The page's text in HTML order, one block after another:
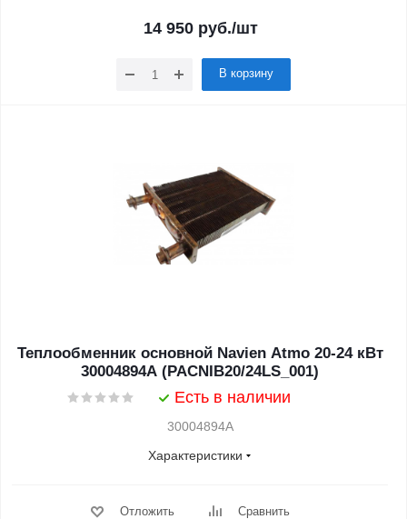
14 950руб./шт
В корзину
Теплообменник основной Navien Atmo 20-24 кВт
30004894A (PACNIB20/24LS_001)
Есть в наличии
30004894A
Характеристики
Отложить Сравнить